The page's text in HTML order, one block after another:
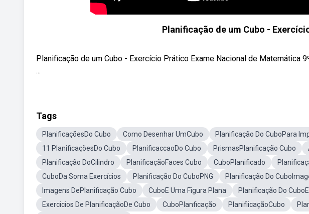
Planificação de um Cubo -
Planificação de um Cubo - Exercício Prático Exame Nacional de Matemática
...
Tags
PlanificaçõesDo Cubo Como Desenhar UmCubo Planificação Do CuboPara
11 PlanificaçõesDo Cubo
PlanificaccaoDo Cubo PrismasPlanificação Cubo
Planificação DoCilindro
PlanificaçãoFaces Cubo CuboPlanificado
CuboDa Soma Exercícios
Planificação Do CuboPNG Planificação Do
Imagens DePlanificação Cubo
CuboE Uma Figura Plana Planificação Do
Exercicios De PlanificaçãoDe Cubo
CuboPlanficação PlanifiicaçãoCubo